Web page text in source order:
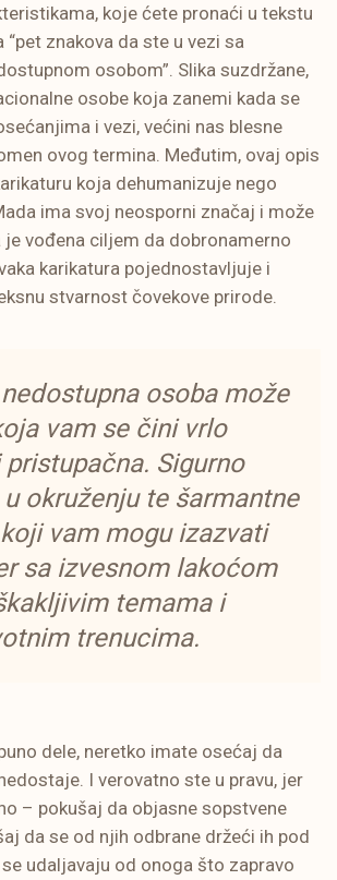
koje ćete pronaći u tekstu
znakova da ste u vezi sa
osobom”. Slika suzdržane,
osobe koja zanemi kada se
i vezi, većini nas blesne
ovog termina. Međutim, ovaj opis
koja dehumanizuje nego
ima svoj neosporni značaj i može
je vođena ciljem da dobronamerno
karikatura pojednostavljuje i
stvarnost čovekove prirode.
osoba može
vam se čini vrlo
Sigurno
okruženju te šarmantne
vam mogu izazvati
sa izvesnom lakoćom
temama i
trenucima.
dele, neretko imate osećaj da
I verovatno ste u pravu, jer
– pokušaj da objasne sopstvene
da se od njih odbrane držeći ih pod
udaljavaju od onoga što zapravo